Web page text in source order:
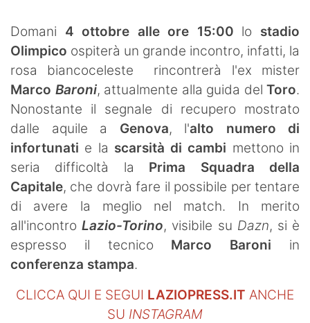
Domani 4 ottobre alle ore 15:00 lo stadio
Olimpico ospiterà un grande incontro, infatti, la
rosa biancoceleste rincontrerà l'ex mister
Marco Baroni, attualmente alla guida del Toro.
Nonostante il segnale di recupero mostrato
dalle aquile a Genova, l'alto numero di
infortunati e la scarsità di cambi mettono in
seria difficoltà la Prima Squadra della
Capitale, che dovrà fare il possibile per tentare
di avere la meglio nel match. In merito
all'incontroLazio-Torino, visibile su Dazn, si è
espresso il tecnico Marco Baroni in
conferenza stampa.
CLICCA QUI E SEGUI LAZIOPRESS.IT ANCHE
SU INSTAGRAM